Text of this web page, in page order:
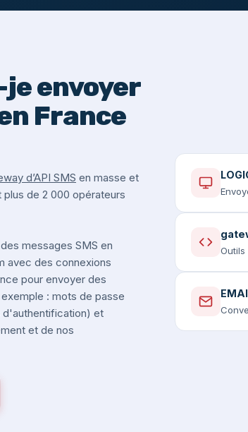
envoyer
France
d’API SMS en masse et
de 2 000 opérateurs
messages SMS en
avec des connexions
pour envoyer des
: mots de passe
d'authentification) et
et de nos